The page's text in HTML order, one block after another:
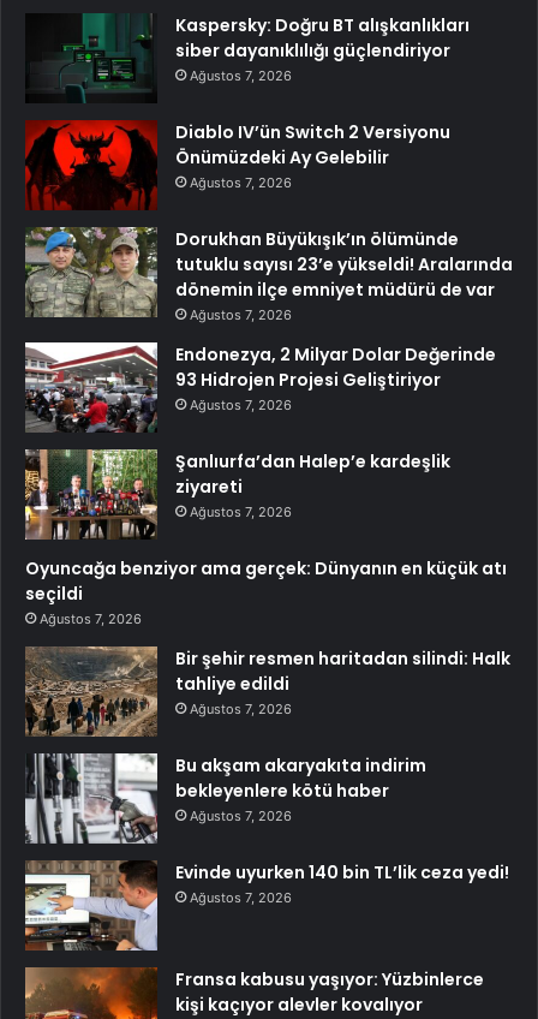
Kaspersky: Doğru BT alışkanlıkları
siber dayanıklılığı güçlendiriyor
Ağustos 7, 2026
Diablo IV’ün Switch 2 Versiyonu
Önümüzdeki Ay Gelebilir
Ağustos 7, 2026
Dorukhan Büyükışık’ın ölümünde
tutuklu sayısı 23’e yükseldi! Aralarında
dönemin ilçe emniyet müdürü de var
Ağustos 7, 2026
Endonezya, 2 Milyar Dolar Değerinde
93 Hidrojen Projesi Geliştiriyor
Ağustos 7, 2026
Şanlıurfa’dan Halep’e kardeşlik
ziyareti
Ağustos 7, 2026
Oyuncağa benziyor ama gerçek: Dünyanın en küçük atı
seçildi
Ağustos 7, 2026
Bir şehir resmen haritadan silindi: Halk
tahliye edildi
Ağustos 7, 2026
Bu akşam akaryakıta indirim
bekleyenlere kötü haber
Ağustos 7, 2026
Evinde uyurken 140 bin TL’lik ceza yedi!
Ağustos 7, 2026
Fransa kabusu yaşıyor: Yüzbinlerce
kişi kaçıyor alevler kovalıyor